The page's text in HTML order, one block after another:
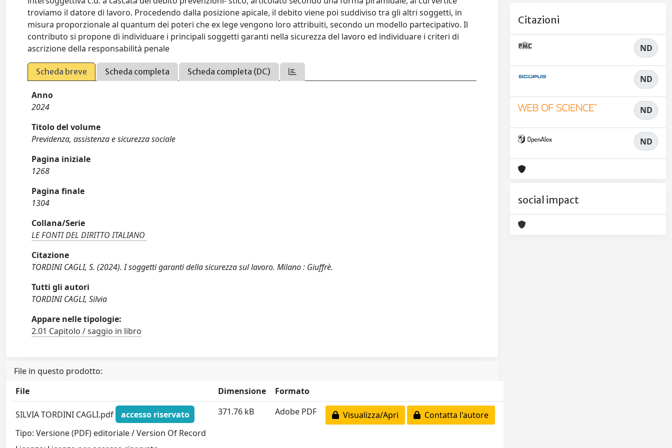
troviamo il datore di lavoro. Procedendo dalla posizione apicale, il debito viene poi suddiviso tra gli altri soggetti, in
misura proporzionale al quantum dei poteri che ex lege vengono loro attribuiti, secondo un modello partecipativo. Il
contributo si propone di individuare i principali soggetti garanti nella sicurezza del lavoro ed individuare i criteri di
ascrizione della responsabilità penale
Scheda breve Scheda completa Scheda completa (DC)
Anno
2024
Titolo del volume
Previdenza, assistenza e sicurezza sociale
Pagina iniziale
1268
Pagina finale
1304
Collana/Serie
LE FONTI DEL DIRITTO ITALIANO
Citazione
TORDINI CAGLI, S. (2024). I soggetti garanti della sicurezza sul lavoro. Milano : Giuffrè.
Tutti gli autori
TORDINI CAGLI, Silvia
Appare nelle tipologie:
2.01 Capitolo / saggio in libro
File in questo prodotto:
File
Dimensione Formato
SILVIA TORDINI CAGLI.pdf
accesso riservato
Tipo: Versione (PDF) editoriale / Version Of Record
371.76 kB Adobe PDF Visualizza/Apri Contatta l'autore
Citazioni
ND
ND
ND
ND
social impact